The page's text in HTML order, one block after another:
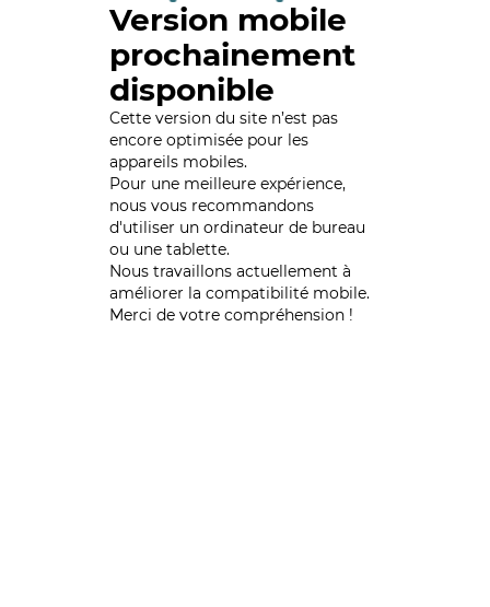
Version mobile
prochainement
disponible
Cette version du site n’est pas
encore optimisée pour les
appareils mobiles.
Pour une meilleure expérience,
nous vous recommandons
d'utiliser un ordinateur de bureau
ou une tablette.
Nous travaillons actuellement à
améliorer la compatibilité mobile.
Merci de votre compréhension !